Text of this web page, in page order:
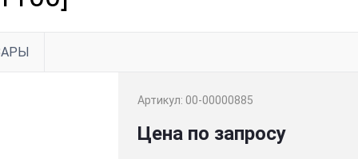
Артикул: 00-00000885
Цена по запросу